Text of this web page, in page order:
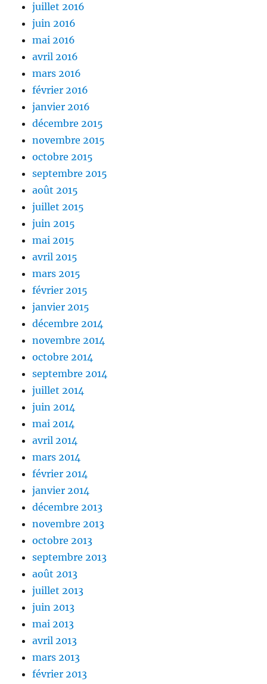
juillet 2016
juin 2016
mai 2016
avril 2016
mars 2016
février 2016
janvier 2016
décembre 2015
novembre 2015
octobre 2015
septembre 2015
août 2015
juillet 2015
juin 2015
mai 2015
avril 2015
mars 2015
février 2015
janvier 2015
décembre 2014
novembre 2014
octobre 2014
septembre 2014
juillet 2014
juin 2014
mai 2014
avril 2014
mars 2014
février 2014
janvier 2014
décembre 2013
novembre 2013
octobre 2013
septembre 2013
août 2013
juillet 2013
juin 2013
mai 2013
avril 2013
mars 2013
février 2013